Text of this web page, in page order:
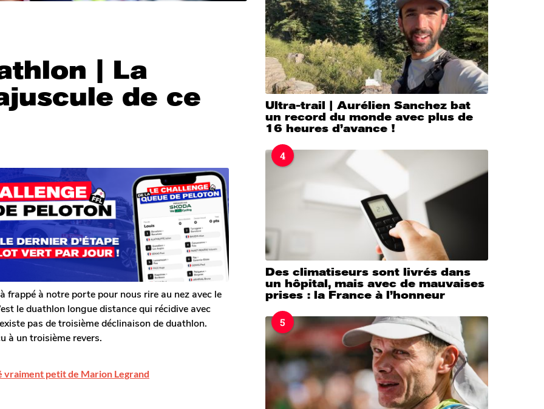
| La
de ce
frappé à notre porte pour nous rire au nez avec le
le duathlon longue distance qui récidive avec
pas de troisième déclinaison de duathlon.
à un troisième revers.
vraiment petit de Marion Legrand
Ultra-trail | Aurélien Sanchez bat
un record du monde avec plus de
16 heures d’avance !
4
Des climatiseurs sont livrés dans
un hôpital, mais avec de mauvaises
prises : la France à l’honneur
5